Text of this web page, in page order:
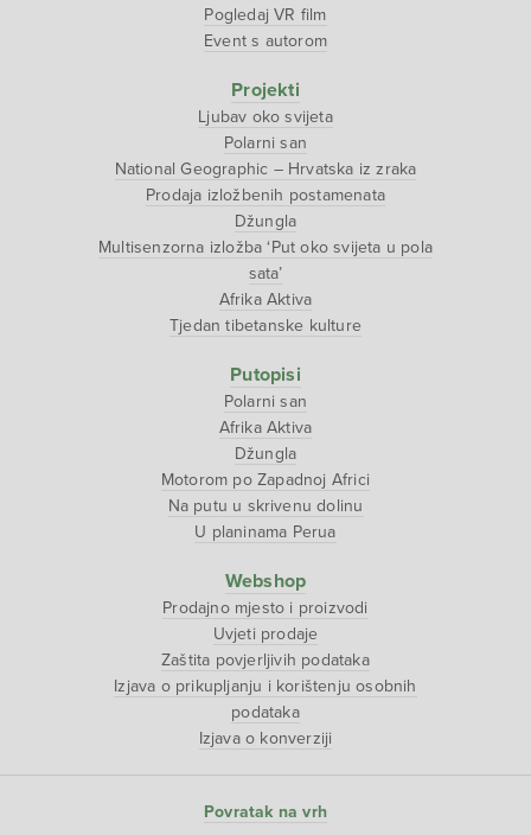
Pogledaj VR film
Event s autorom
Projekti
Ljubav oko svijeta
Polarni san
National Geographic – Hrvatska iz zraka
Prodaja izložbenih postamenata
Džungla
Multisenzorna izložba ‘Put oko svijeta u pola
sata’
Afrika Aktiva
Tjedan tibetanske kulture
Putopisi
Polarni san
Afrika Aktiva
Džungla
Motorom po Zapadnoj Africi
Na putu u skrivenu dolinu
U planinama Perua
Webshop
Prodajno mjesto i proizvodi
Uvjeti prodaje
Zaštita povjerljivih podataka
Izjava o prikupljanju i korištenju osobnih
podataka
Izjava o konverziji
Povratak na vrh